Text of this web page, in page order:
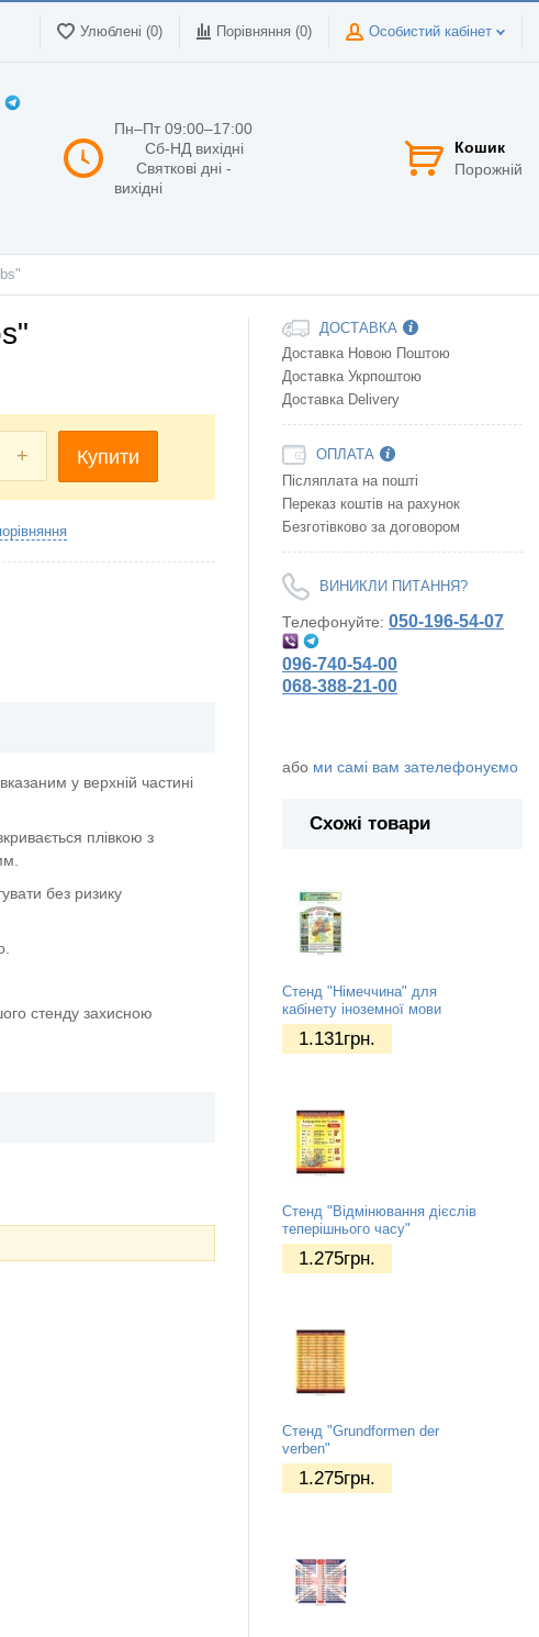
Улюблені (0) Порівняння (0) Особистий кабінет
Пн–Пт 09:00–17:00
Сб-НД вихідні
Святкові дні -
вихідні
Кошик
Порожній
+ Купити
у верхній частині
плівкою з
без ризику
стенду захисною
ДОСТАВКА
Доставка Новою Поштою
Доставка Укрпоштою
Доставка Delivery
ОПЛАТА
Післяплата на пошті
Переказ коштів на рахунок
Безготівково за договором
ВИНИКЛИ ПИТАННЯ?
Телефонуйте: 050-196-54-07
096-740-54-00
068-388-21-00
або ми самі вам зателефонуємо
Схожі товари
Стенд "Німеччина" для
кабінету іноземної мови
1.131грн.
Стенд "Відмінювання дієслів
теперішнього часу"
1.275грн.
Стенд "Grundformen der
verben"
1.275грн.